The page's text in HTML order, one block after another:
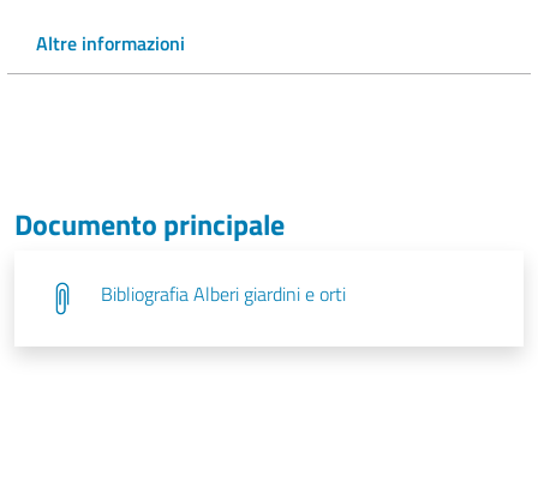
Altre informazioni
Documento principale
Bibliografia Alberi giardini e orti